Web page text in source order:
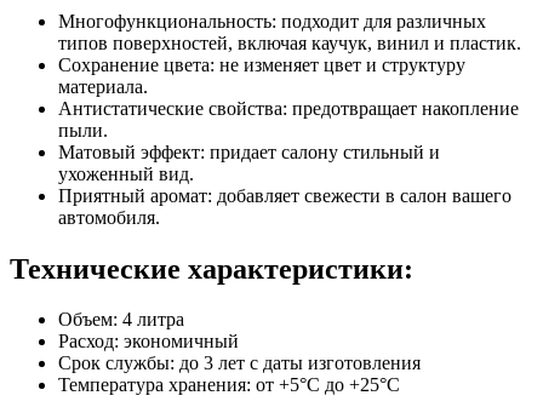
Многофункциональность: подходит для различных
типов поверхностей, включая каучук, винил и пластик.
Сохранение цвета: не изменяет цвет и структуру
материала.
Антистатические свойства: предотвращает накопление
пыли.
Матовый эффект: придает салону стильный и
ухоженный вид.
Приятный аромат: добавляет свежести в салон вашего
автомобиля.
Технические характеристики:
Объем: 4 литра
Расход: экономичный
Срок службы: до 3 лет с даты изготовления
Температура хранения: от +5°C до +25°C